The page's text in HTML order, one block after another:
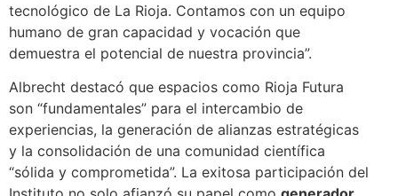
tecnológico de La Rioja. Contamos con un equipo
humano de gran capacidad y vocación que
demuestra el potencial de nuestra provincia”.
Albrecht destacó que espacios como Rioja Futura
son “fundamentales” para el intercambio de
experiencias, la generación de alianzas estratégicas
y la consolidación de una comunidad científica
“sólida y comprometida”. La exitosa participación del